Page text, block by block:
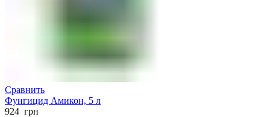
Сравнить
Фунгицид Амикон, 5 л
924 грн